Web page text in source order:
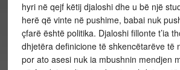
hyri në qejf këtij djaloshi dhe u bë një
herë që vinte në pushime, babai nuk
çfarë është politika. Djaloshi fillonte t’ia
dhjetëra definicione të shkencëtarëve të
por ato asesi nuk ia mbushnin mendjen